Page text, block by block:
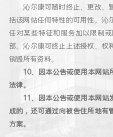
沁尔康可随时终止、更改、
括该网站任何特性的可用性。沁
任对某些特征和服务加以限制
部。沁尔康可终止上述授权、权
销毁所有资料。
10、因本公告或使用本网站
法律。
11、因本公告或使用本网站
成的，还可通过向被告住所地有
方案。